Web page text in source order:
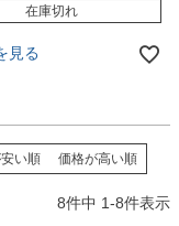
在庫切れ
見る
い順 価格が高い順
8件中 1-8件表示